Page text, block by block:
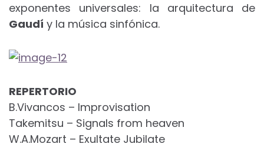
exponentes universales: la arquitectura de
Gaudí y la música sinfónica.
REPERTORIO
B.Vivancos – Improvisation
Takemitsu – Signals from heaven
W.A.Mozart – Exultate Jubilate